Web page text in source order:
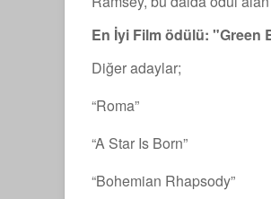
En İyi Film ödülü: "Green
Diğer adaylar;
“Roma”
“A Star Is Born”
“Bohemian Rhapsody”